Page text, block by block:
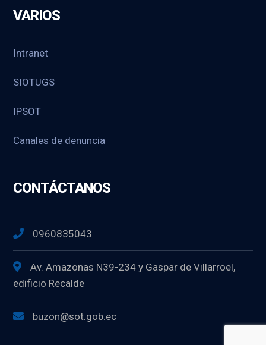
VARIOS
Intranet
SIOTUGS
IPSOT
Canales de denuncia
CONTÁCTANOS
0960835043
Av. Amazonas N39-234 y Gaspar de Villarroel,
edificio Recalde
buzon@sot.gob.ec